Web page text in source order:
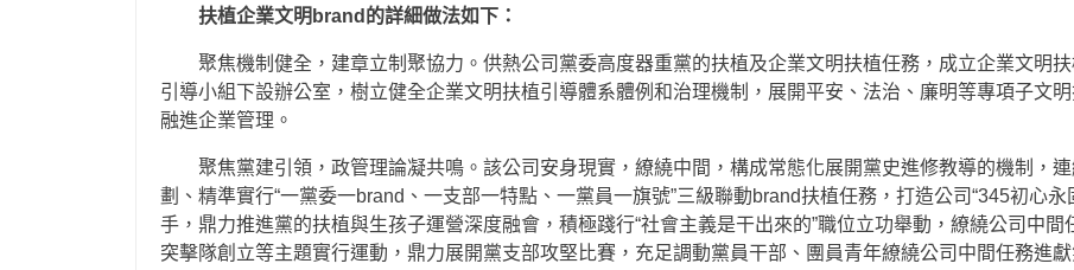
扶植企業文明brand的詳細做法如下：
聚焦機制健全，建章立制聚協力。供熱公司黨委高度器重黨的扶植及企業文明扶植任務，成立企業文明
引導小組下設辦公室，樹立健全企業文明扶植引導體系體例和治理機制，展開平安、法治、廉明等專項子文
融進企業管理。
聚焦黨建引領，政管理論凝共鳴。該公司安身現實，繚繞中間，構成常態化展開黨史進修教導的機制，
劃、精準實行“一黨委一brand、一支部一特點、一黨員一旗號”三級聯動brand扶植任務，打造公司“345初心
手，鼎力推進黨的扶植與生孩子運營深度融會，積極踐行“社會主義是干出來的”職位立功舉動，繚繞公司中
突擊隊創立等主題實行運動，鼎力展開黨支部攻堅比賽，充足調動黨員干部、團員青年繚繞公司中間任務進